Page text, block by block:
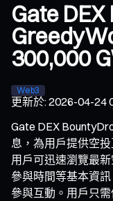
Gate
300,000
Web3
更新於:2026-04-24
Gate DEX
息，為用戶提供空
用戶可迅速瀏覽最
參與時間等基本資
參與互動。用戶只